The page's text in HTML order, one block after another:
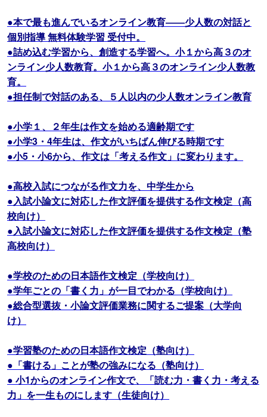
●本で最も進んでいるオンライン教育――少人数の対話と
個別指導 無料体験学習 受付中。
●詰め込む学習から、創造する学習へ。小１から高３のオ
ンライン少人数教育。小１から高３のオンライン少人数教
育。
●担任制で対話のある、５人以内の少人数オンライン教育
●小学１、２年生は作文を始める適齢期です
●小学3・4年生は、作文がいちばん伸びる時期です
●小5・小6から、作文は「考える作文」に変わります。
●高校入試につながる作文力を、中学生から
●入試小論文に対応した作文評価を提供する作文検定（高
校向け）
●入試小論文に対応した作文評価を提供する作文検定（塾
高校向け）
●学校のための日本語作文検定（学校向け）
●学年ごとの「書く力」が一目でわかる（学校向け）
●総合型選抜・小論文評価業務に関するご提案（大学向
け）
●学習塾のための日本語作文検定（塾向け）
●「書ける」ことが塾の強みになる（塾向け）
● 小1からのオンライン作文で、「読む力・書く力・考える
力」を一生ものにします（生徒向け）